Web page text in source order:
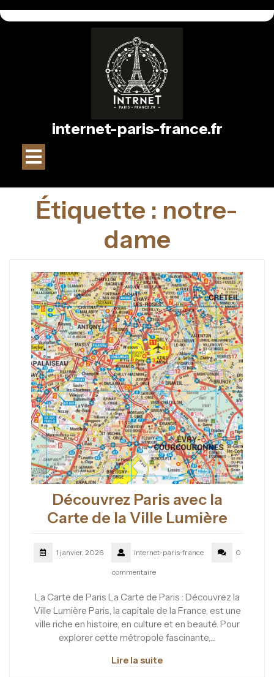
au
internet-paris-france.fr
Ouvrir
Étiquette : notre-
dame
Découvrez Paris avec la
Carte de la Ville Lumière
1 janvier, 2026 internet-paris-france 0
commentaire
La Carte de Paris La Carte de Paris : Découvrez la
Ville Lumière Paris, la capitale de la France, est une
ville riche en histoire, en culture et en beauté. Pour
explorer cette métropole fascinante,…
Lire la suite